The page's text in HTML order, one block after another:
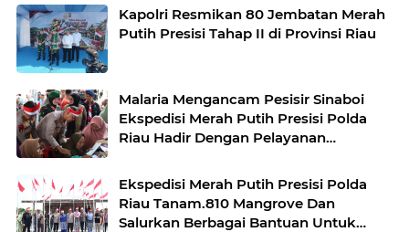
Kapolri Resmikan 80 Jembatan Merah
Putih Presisi Tahap II di Provinsi Riau
Malaria Mengancam Pesisir Sinaboi
Ekspedisi Merah Putih Presisi Polda
Riau Hadir Dengan Pelayanan
Ekspedisi Merah Putih Presisi Polda
Riau Tanam.810 Mangrove Dan
Salurkan Berbagai Bantuan Untuk